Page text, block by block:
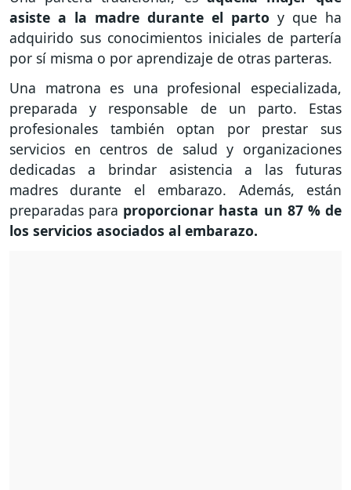
asiste a la madre durante el parto y que ha
adquirido sus conocimientos iniciales de partería
por sí misma o por aprendizaje de otras parteras.
Una matrona es una profesional especializada,
preparada y responsable de un parto. Estas
profesionales también optan por prestar sus
servicios en centros de salud y organizaciones
dedicadas a brindar asistencia a las futuras
madres durante el embarazo. Además, están
preparadas para proporcionar hasta un 87 % de
los servicios asociados al embarazo.